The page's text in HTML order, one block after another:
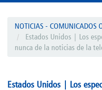
NOTICIAS - COMUNICADOS
Estados Unidos | Los
nunca de la noticias de la
Estados Unidos | Los